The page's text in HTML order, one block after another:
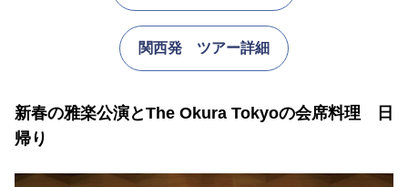
関西発 ツアー詳細
新春の雅楽公演とThe Okura Tokyoの会席料理 日
帰り